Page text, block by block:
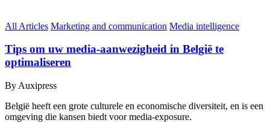
All Articles Marketing and communication Media intelligence
Tips om uw media-aanwezigheid in België te
optimaliseren
By Auxipress
België heeft een grote culturele en economische diversiteit, en is een
omgeving die kansen biedt voor media-exposure.